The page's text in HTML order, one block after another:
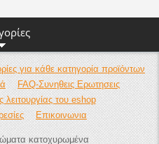
για κάθε κατηγορία προϊόντων
FAQ-Συνηθεις Ερωτησεις
του eshop
Επικοινωνια
κατοχυρωμένα